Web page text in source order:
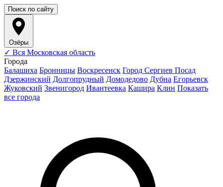
Поиск по сайту
Озёры
✓ Вся Московская область
Города
Балашиха Бронницы Воскресенск Город Сергиев Посад
Дзержинский Долгопрудный Домодедово Дубна Егорьевск
Жуковский Звенигород Ивантеевка Кашира Клин Показать
все города